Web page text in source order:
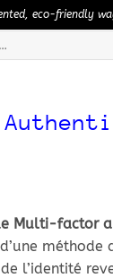
eco-friendly
Multi-factor
l’identité